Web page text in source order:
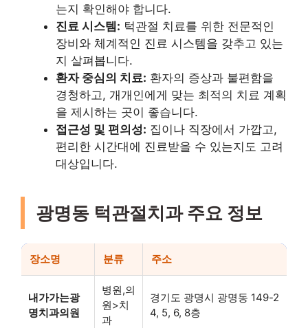
는지 확인해야 합니다.
진료 시스템: 턱관절 치료를 위한 전문적인
장비와 체계적인 진료 시스템을 갖추고 있는
지 살펴봅니다.
환자 중심의 치료: 환자의 증상과 불편함을
경청하고, 개개인에게 맞는 최적의 치료 계획
을 제시하는 곳이 좋습니다.
접근성 및 편의성: 집이나 직장에서 가깝고,
편리한 시간대에 진료받을 수 있는지도 고려
대상입니다.
광명동 턱관절치과 주요 정보
장소명 분류 주소
내가가는광
명치과의원
병원,의
원>치
과
경기도 광명시 광명동 149-2
4, 5, 6, 8층